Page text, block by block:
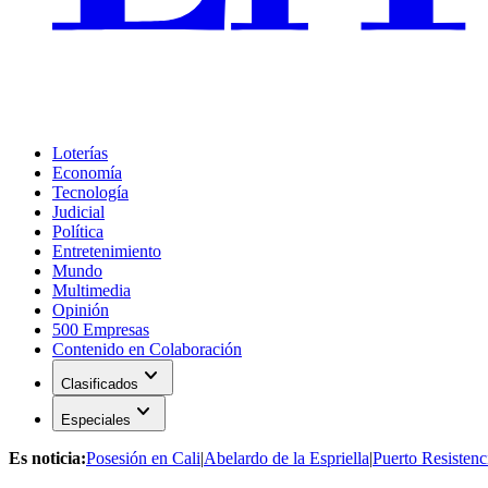
Loterías
Economía
Tecnología
Judicial
Política
Entretenimiento
Mundo
Multimedia
Opinión
500 Empresas
Contenido en Colaboración
Clasificados expand_more
Especiales expand_more
Es noticia:Posesión en Cali|Abelardo de la Espriella|Puerto